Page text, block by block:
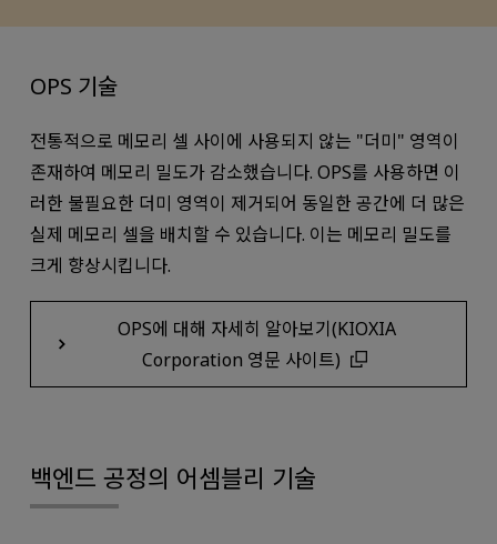
OPS 기술
전통적으로 메모리 셀 사이에 사용되지 않는 "더미" 영역이
존재하여 메모리 밀도가 감소했습니다. OPS를 사용하면 이
러한 불필요한 더미 영역이 제거되어 동일한 공간에 더 많은
실제 메모리 셀을 배치할 수 있습니다. 이는 메모리 밀도를
크게 향상시킵니다.
OPS에 대해 자세히 알아보기(KIOXIA
Corporation 영문 사이트)
백엔드 공정의 어셈블리 기술